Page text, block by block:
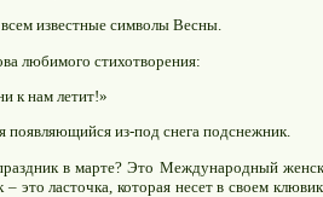
известные символы Весны.
любимого стихотворения:
к нам летит!»
появляющийся из-под снега подснежник.
в марте? Это Международный
– это ласточка, которая несет в своем